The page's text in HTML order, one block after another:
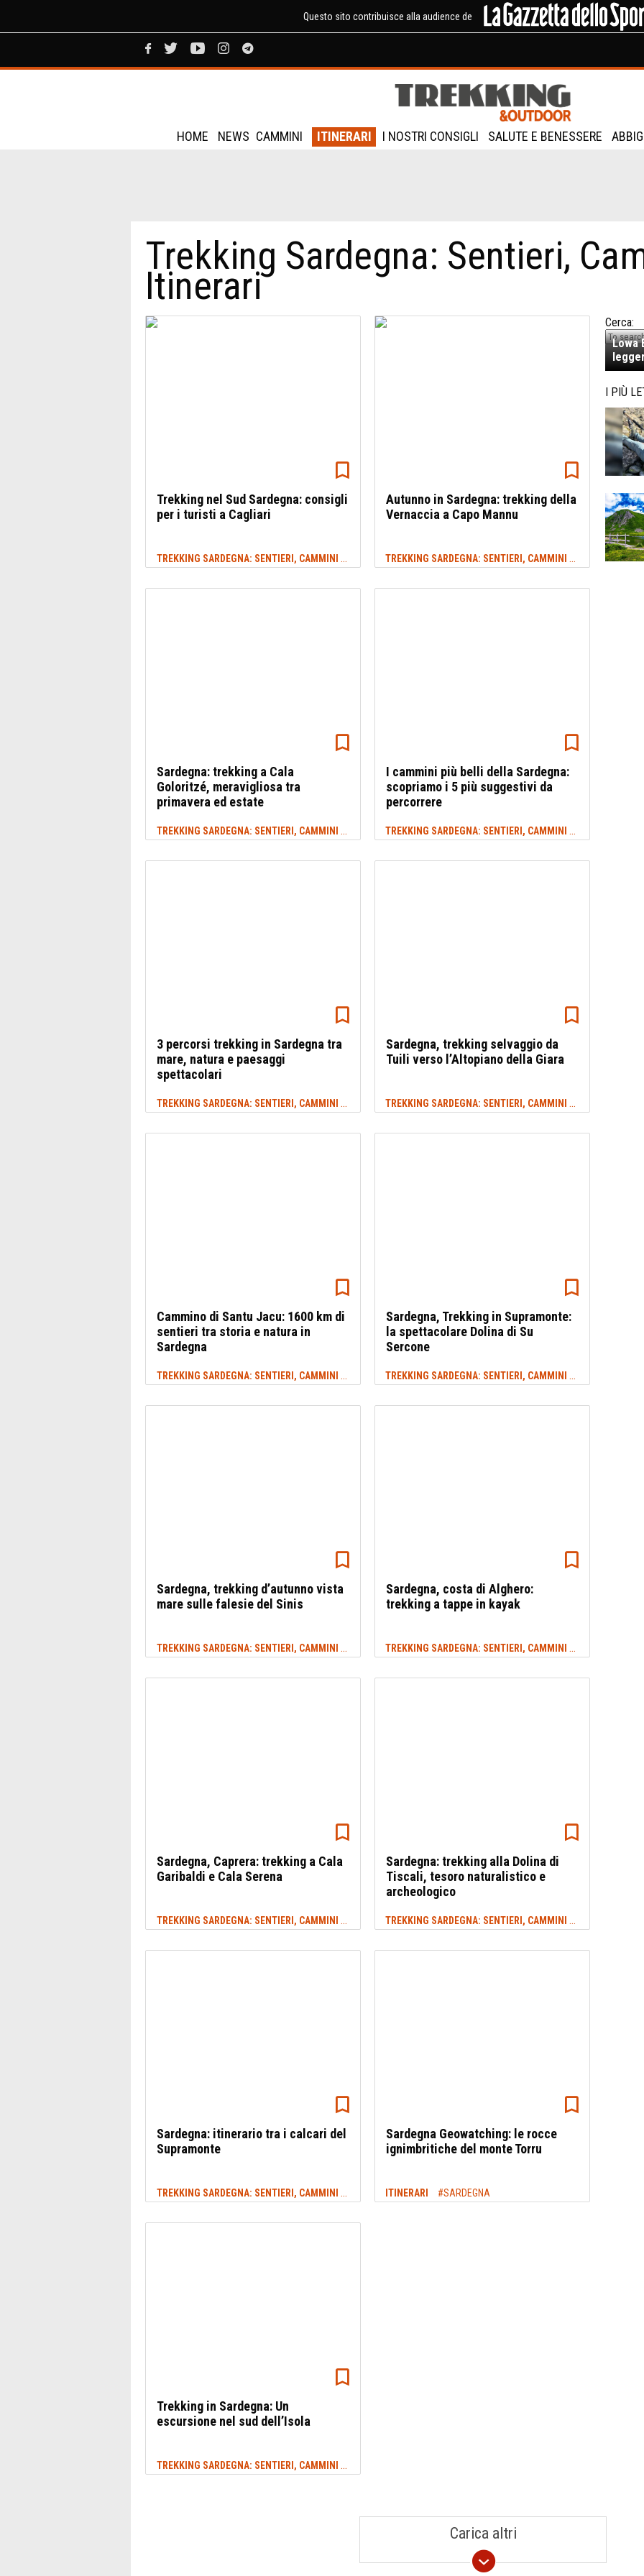
Questo sito contribuisce alla audience de
HOME NEWS CAMMINI ITINERARI I NOSTRI CONSIGLI SALUTE E BENESSERE
Trekking Sardegna: Sentieri,
Itinerari
Trekking nel Sud Sardegna: consigli
per i turisti a Cagliari
TREKKING SARDEGNA: SENTIERI, CAMMINI E ITINERARI #SARDEGNA
Autunno in Sardegna: trekking della
Vernaccia a Capo Mannu
TREKKING SARDEGNA: SENTIERI, CAMMINI E ITINERARI
Sardegna: trekking a Cala
Goloritzé, meravigliosa tra
primavera ed estate
TREKKING SARDEGNA: SENTIERI, CAMMINI E ITINERARI #PRIMAVERA
I cammini più belli della Sardegna:
scopriamo i 5 più suggestivi da
percorrere
TREKKING SARDEGNA: SENTIERI, CAMMINI E ITINERARI
3 percorsi trekking in Sardegna tra
mare, natura e paesaggi
spettacolari
TREKKING SARDEGNA: SENTIERI, CAMMINI E ITINERARI #TREKKING
Sardegna, trekking selvaggio da
Tuili verso l’Altopiano della Giara
TREKKING SARDEGNA: SENTIERI, CAMMINI E ITINERARI
Cammino di Santu Jacu: 1600 km di
sentieri tra storia e natura in
Sardegna
TREKKING SARDEGNA: SENTIERI, CAMMINI E ITINERARI #SARDEGNA
Sardegna, Trekking in Supramonte:
la spettacolare Dolina di Su
Sercone
TREKKING SARDEGNA: SENTIERI, CAMMINI E ITINERARI
Sardegna, trekking d’autunno vista
mare sulle falesie del Sinis
TREKKING SARDEGNA: SENTIERI, CAMMINI E ITINERARI #ORISTANO
Sardegna, costa di Alghero:
trekking a tappe in kayak
TREKKING SARDEGNA: SENTIERI, CAMMINI E ITINERARI
Sardegna, Caprera: trekking a Cala
Garibaldi e Cala Serena
TREKKING SARDEGNA: SENTIERI, CAMMINI E ITINERARI #MADDALENA
Sardegna: trekking alla Dolina di
Tiscali, tesoro naturalistico e
archeologico
TREKKING SARDEGNA: SENTIERI, CAMMINI E ITINERARI
Sardegna: itinerario tra i calcari del
Supramonte
TREKKING SARDEGNA: SENTIERI, CAMMINI E ITINERARI #TREKKING SARDEGNA
Sardegna Geowatching: le rocce
ignimbritiche del monte Torru
ITINERARI #SARDEGNA
Trekking in Sardegna: Un
escursione nel sud dell’Isola
TREKKING SARDEGNA: SENTIERI, CAMMINI E ITINERARI
Cerca:
Lowa
I PIÙ
Carica altri